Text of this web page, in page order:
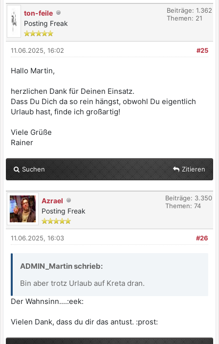
ton-feile
Posting Freak
Beiträge: 1.362
Themen: 21
#25
11.06.2025, 16:02
Hallo Martin,
herzlichen Dank für Deinen Einsatz.
Dass Du Dich da so rein hängst, obwohl Du eigentlich
Urlaub hast, finde ich großartig!
Viele Grüße
Rainer
Suchen Zitieren
Azrael
Posting Freak
Beiträge: 3.350
Themen: 74
#26
11.06.2025, 16:03
ADMIN_Martin schrieb:
Bin aber trotz Urlaub auf Kreta dran.
Der Wahnsinn....:eek:
Vielen Dank, dass du dir das antust. :prost: